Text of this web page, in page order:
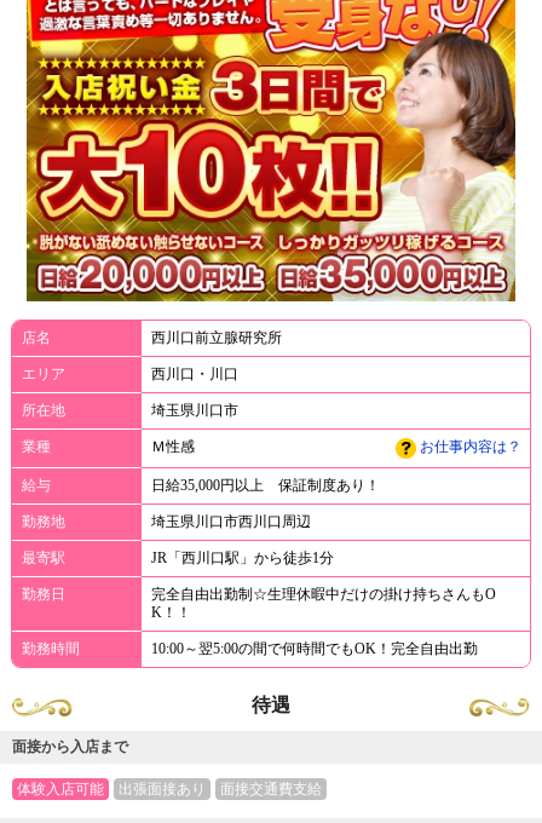
店名 西川口前立腺研究所
エリア 西川口・川口
所在地 埼玉県川口市
業種 Ｍ性感 お仕事内容は？
給与 日給35,000円以上 保証制度あり！
勤務地 埼玉県川口市西川口周辺
最寄駅 JR「西川口駅」から徒歩1分
勤務日
完全自由出勤制☆生理休暇中だけの掛け持ちさんもO
K！！
勤務時間 10:00～翌5:00の間で何時間でもOK！完全自由出勤
待遇
面接から入店まで
体験入店可能 出張面接あり 面接交通費支給